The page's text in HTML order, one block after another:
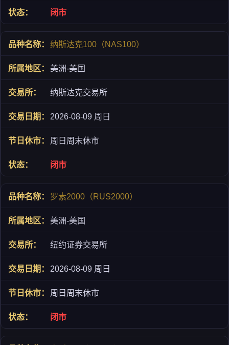
闭市
纳斯达克100（NAS100）
美洲-美国
纳斯达克交易所
2026-08-09 周日
周日周末休市
闭市
罗素2000（RUS2000）
美洲-美国
纽约证券交易所
2026-08-09 周日
周日周末休市
闭市